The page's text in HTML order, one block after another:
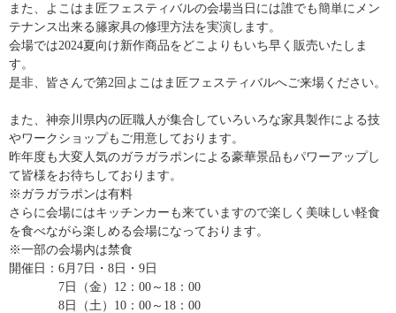
また、よこはま匠フェスティバルの会場当日には誰でも簡単にメン
テナンス出来る籐家具の修理方法を実演します。
会場では2024夏向け新作商品をどこよりもいち早く販売いたしま
す。
是非、皆さんで第2回よこはま匠フェスティバルへご来場ください。
また、神奈川県内の匠職人が集合していろいろな家具製作による技
やワークショップもご用意しております。
昨年度も大変人気のガラガラポンによる豪華景品もパワーアップし
て皆様をお待ちしております。
※ ガラガラポンは有料
さらに会場にはキッチンカーも来ていますので楽しく美味しい軽食
を食べながら楽しめる会場になっております。
※一部の会場内は禁食
開催日：6月7日・8日・9日
7日（金）12：00～18：00
8日（土）10：00～18：00